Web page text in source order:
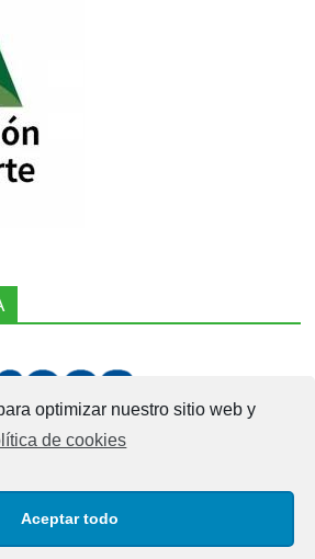
optimizar nuestro sitio web y
de cookies
Aceptar todo